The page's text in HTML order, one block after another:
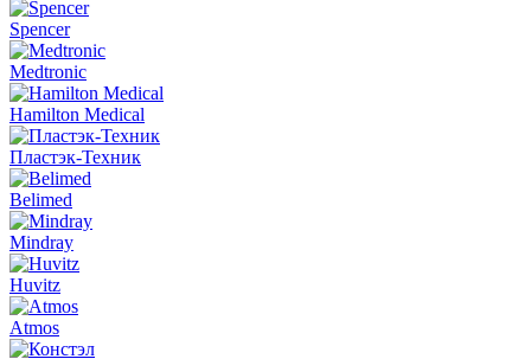
Spencer
Medtronic
Hamilton Medical
Пластэк-Техник
Belimed
Mindray
Huvitz
Atmos